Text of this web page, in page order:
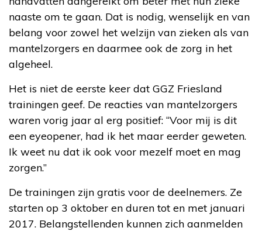
naaste om te gaan. Dat is nodig, wenselijk en van
belang voor zowel het welzijn van zieken als van
mantelzorgers en daarmee ook de zorg in het
algeheel.
Het is niet de eerste keer dat GGZ Friesland
trainingen geef. De reacties van mantelzorgers
waren vorig jaar al erg positief: “Voor mij is dit
een eyeopener, had ik het maar eerder geweten.
Ik weet nu dat ik ook voor mezelf moet en mag
zorgen.”
De trainingen zijn gratis voor de deelnemers. Ze
starten op 3 oktober en duren tot en met januari
2017. Belangstellenden kunnen zich aanmelden